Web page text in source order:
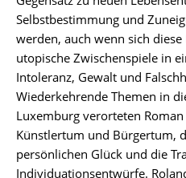
Selbstbestimmung und
werden, auch wenn sich
utopische Zwischenspiele in
Intoleranz, Gewalt und
Wiederkehrende Themen in
Luxemburg verorteten
Künstlertum und Bürgertum,
persönlichen Glück und die
Individuationsentwürfe.